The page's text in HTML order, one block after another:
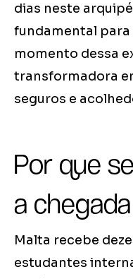
dias neste
fundamental
momento dessa
transformadora
seguros e
Por que
a
Malta recebe
estudantes